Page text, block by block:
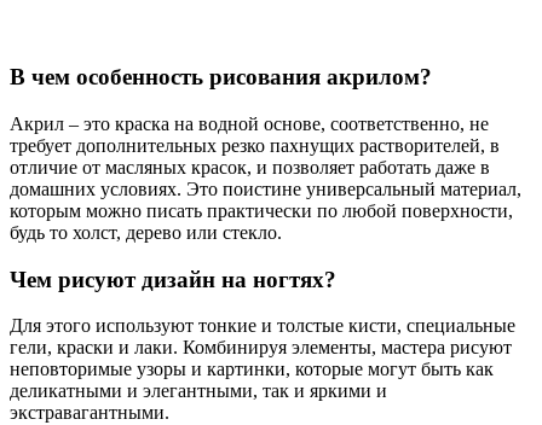
В чем особенность рисования акрилом?
Акрил – это краска на водной основе, соответственно, не
требует дополнительных резко пахнущих растворителей, в
отличие от масляных красок, и позволяет работать даже в
домашних условиях. Это поистине универсальный материал,
которым можно писать практически по любой поверхности,
будь то холст, дерево или стекло.
Чем рисуют дизайн на ногтях?
Для этого используют тонкие и толстые кисти, специальные
гели, краски и лаки. Комбинируя элементы, мастера рисуют
неповторимые узоры и картинки, которые могут быть как
деликатными и элегантными, так и яркими и
экстравагантными.